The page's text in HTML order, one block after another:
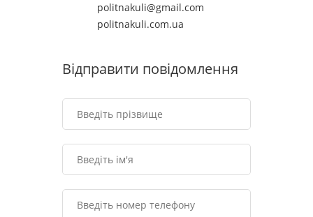
politnakuli@gmail.com
politnakuli.com.ua
Відправити повідомлення